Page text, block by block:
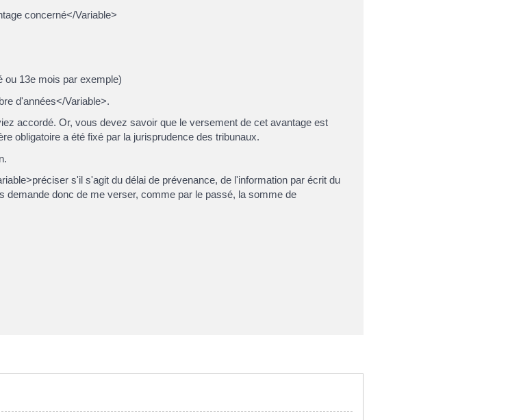
concerné</Variable>
ou 13e mois par exemple)
d'années</Variable>.
accordé. Or, vous devez savoir que le versement de cet avantage est
obligatoire a été fixé par la jurisprudence des tribunaux.
s'il s'agit du délai de prévenance, de l'information par écrit du
demande donc de me verser, comme par le passé, la somme de